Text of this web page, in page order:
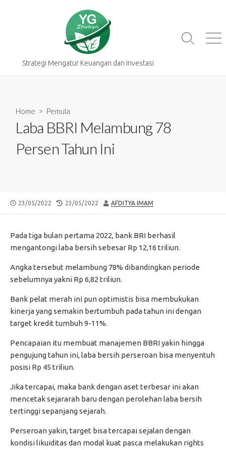
Strategi Mengatur Keuangan dan Investasi
Search
Home > Pemula
Laba BBRI Melambung 78
Persen Tahun Ini
PUBLISHED
23/05/2022
LAST
23/05/2022 AUTHOR
AFDITYA IMAM
Pada tiga bulan pertama 2022, bank BRI berhasil
mengantongi laba bersih sebesar Rp 12,16 triliun.
Angka tersebut melambung 78% dibandingkan periode
sebelumnya yakni Rp 6,82 triliun.
Bank pelat merah ini pun optimistis bisa membukukan
kinerja yang semakin bertumbuh pada tahun ini dengan
target kredit tumbuh 9-11%.
Pencapaian itu membuat manajemen BBRI yakin hingga
pengujung tahun ini, laba bersih perseroan bisa menyentuh
posisi Rp 45 triliun.
Jika tercapai, maka bank dengan aset terbesar ini akan
mencetak sejararah baru dengan perolehan laba bersih
tertinggi sepanjang sejarah.
Perseroan yakin, target bisa tercapai sejalan dengan
kondisi likuiditas dan modal kuat pasca melakukan rights